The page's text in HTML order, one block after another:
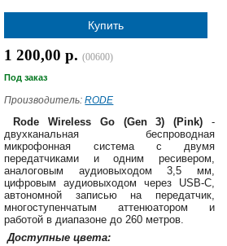
29
38-
375
29
620-
38-
38
Купить
1 200,00 р.(00600)
Под заказ
Производитель:RODE
Rode Wireless Go (Gen 3) (Pink) -
двухканальная беспроводная
микрофонная система с двумя
передатчиками и одним ресивером,
аналоговым аудиовыходом 3,5 мм,
цифровым аудиовыходом через USB-C,
автономной записью на передатчик,
многоступенчатым аттенюатором и
работой в диапазоне до 260 метров.
Доступные цвета: